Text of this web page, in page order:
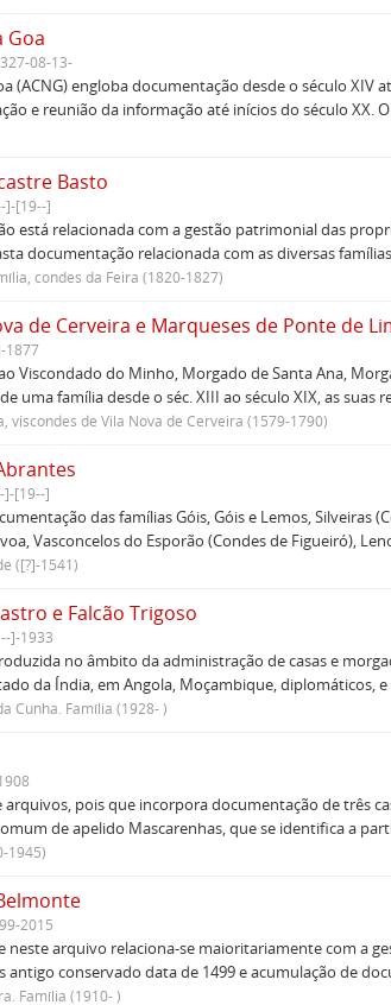
Goa
08-13-
(ACNG) engloba documentação desde o século XIV
e reunião da informação até inícios do século XX.
Basto
]-[19--]
está relacionada com a gestão patrimonial das
documentação relacionada com as diversas
condes da Feira (1820-1827)
de Cerveira e Marqueses de Ponte de
1877
Viscondado do Minho, Morgado de Santa Ana,
uma família desde o séc. XIII ao século XIX, as suas
viscondes de Vila Nova de Cerveira (1579-1790)
]-[19--]
das famílias Góis, Góis e Lemos, Silveiras
Vasconcelos do Esporão (Condes de Figueiró),
([?]-1541)
e Falcão Trigoso
]-1933
no âmbito da administração de casas e
da Índia, em Angola, Moçambique, diplomáticos,
Cunha. Família (1928- )
pois que incorpora documentação de três
de apelido Mascarenhas, que se identifica a
1945)
2015
neste arquivo relaciona-se maioritariamente com a
conservado data de 1499 e acumulação de
Família (1910- )